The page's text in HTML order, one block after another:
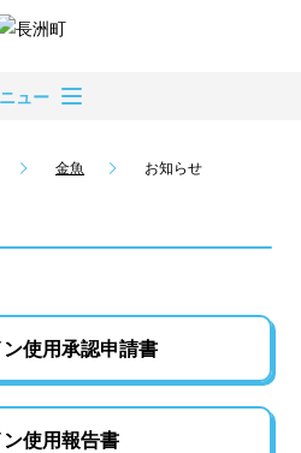
ュー
金魚 お知らせ
使用承認申請書
使用報告書